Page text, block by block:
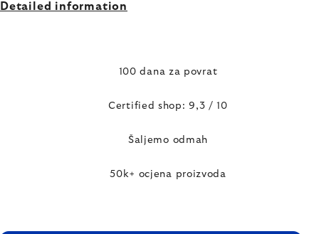
Detailed information
100 dana za povrat
Certified shop: 9,3 / 10
Šaljemo odmah
50k+ ocjena proizvoda